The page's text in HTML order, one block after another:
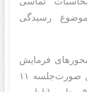
رسیدگی
فرمایش
مقام معظم رهبری و همچنین صورت‌جلسه ١١